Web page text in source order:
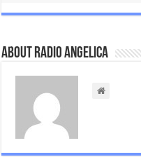
About Radio Angelica